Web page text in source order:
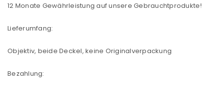
12 Monate Gewährleistung auf unsere Gebrauchtprodukte!
Lieferumfang:
Objektiv, beide Deckel, keine Originalverpackung
Bezahlung: